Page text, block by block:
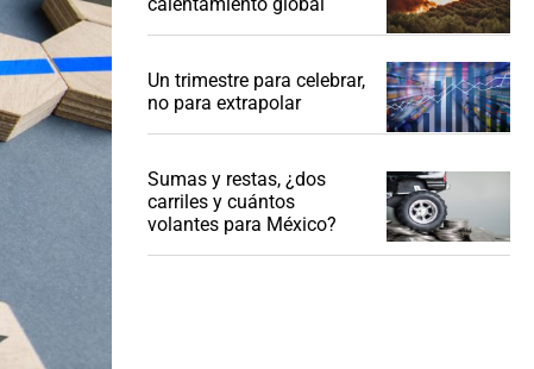
Un trimestre para celebrar,
no para extrapolar
Sumas y restas, ¿dos
carriles y cuántos
volantes para México?